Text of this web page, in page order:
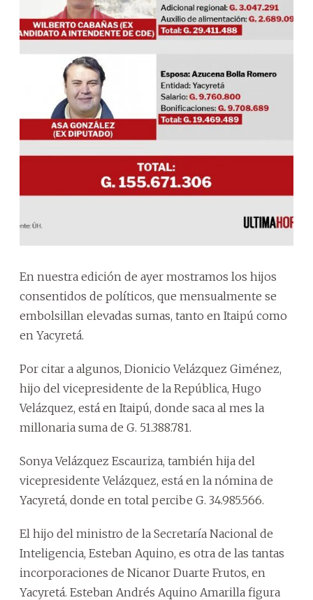
En nuestra edición de ayer mostramos los hijos
consentidos de políticos, que mensualmente se
embolsillan elevadas sumas, tanto en Itaipú como
en Yacyretá.
Por citar a algunos, Dionicio Velázquez Giménez,
hijo del vicepresidente de la República, Hugo
Velázquez, está en Itaipú, donde saca al mes la
millonaria suma de G. 51.388.781.
Sonya Velázquez Escauriza, también hija del
vicepresidente Velázquez, está en la nómina de
Yacyretá, donde en total percibe G. 34.985.566.
El hijo del ministro de la Secretaría Nacional de
Inteligencia, Esteban Aquino, es otra de las tantas
incorporaciones de Nicanor Duarte Frutos, en
Yacyretá. Esteban Andrés Aquino Amarilla figura